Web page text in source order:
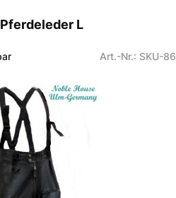
L
Art.-Nr.: SKU-